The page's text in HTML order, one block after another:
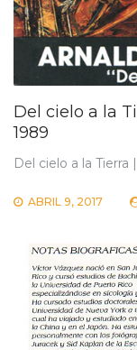
Del cielo a la
1989
Del cielo a la
ABRIL 9, 2017